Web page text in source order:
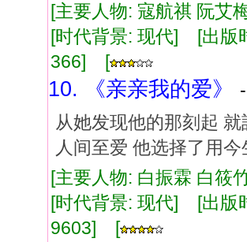
[主要人物: 寇航祺 阮
[时代背景: 现代] [出
366] [
10. 《亲亲我的爱》
从她发现他的那刻起
人间至爱 他选择了用
[主要人物: 白振霖 白
[时代背景: 现代] [出
9603] [